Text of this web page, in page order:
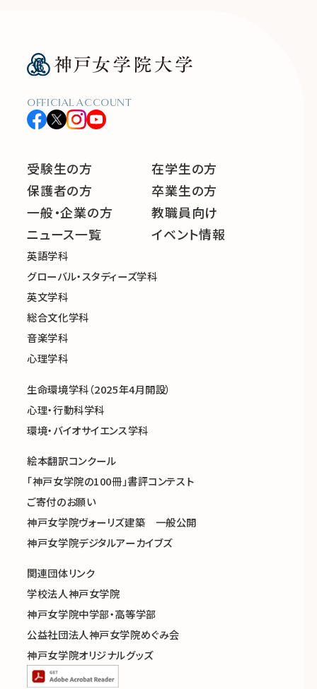
OFFICIAL ACCOUNT
受験生の方
在学生の方
保護者の方
卒業生の方
一般・企業の方
教職員向け
ニュース一覧
イベント情報
英語学科
グローバル・スタディーズ学科
英文学科
総合文化学科
音楽学科
心理学科
生命環境学科（2025年4月開設）
心理・行動科学科
環境・バイオサイエンス学科
絵本翻訳コンクール
「神戸女学院の100冊」書評コンテスト
ご寄付のお願い
神戸女学院ヴォーリズ建築 一般公開
神戸女学院デジタルアーカイブズ
関連団体リンク
学校法人神戸女学院
神戸女学院中学部・高等学部
公益社団法人神戸女学院めぐみ会
神戸女学院オリジナルグッズ